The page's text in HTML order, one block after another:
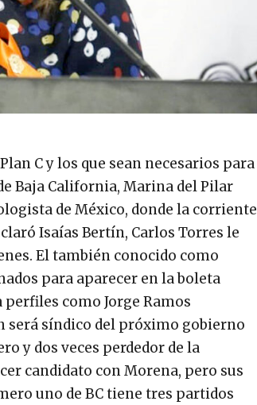
C y los que sean necesarios para
Baja California, Marina del Pilar
de México, donde la corriente
Isaías Bertín, Carlos Torres le
El también conocido como
para aparecer en la boleta
como Jorge Ramos
será síndico del próximo gobierno
y dos veces perdedor de la
candidato con Morena, pero sus
uno de BC tiene tres partidos